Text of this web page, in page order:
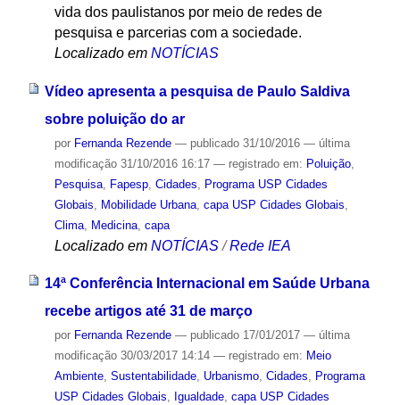
vida dos paulistanos por meio de redes de
pesquisa e parcerias com a sociedade.
Localizado em NOTÍCIAS
Vídeo apresenta a pesquisa de Paulo Saldiva
sobre poluição do ar
por Fernanda Rezende — publicado31/10/2016 — última
modificação31/10/2016 16:17 — registrado em: Poluição,
Pesquisa, Fapesp, Cidades
Programa USP Cidades
Globais
Mobilidade Urbana, capa USP Cidades Globais
Clima, Medicina, capa
Localizado em NOTÍCIAS /Rede IEA
14ª Conferência Internacional em Saúde Urbana
recebe artigos até 31 de março
por Fernanda Rezende — publicado17/01/2017 — última
modificação30/03/2017 14:14 — registrado em: Meio
Ambiente, Sustentabilidade, Urbanismo, Cidades, Programa
USP Cidades Globais, Igualdade, capa USP Cidades